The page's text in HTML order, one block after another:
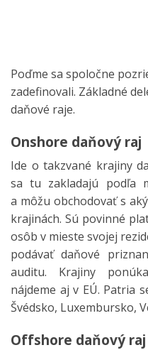
Poďme sa spoločne
zadefinovali. Základné
daňové raje.
Onshore daňový raj
Ide o takzvané krajiny
sa tu zakladajú podľa
a môžu obchodovať s
krajinách. Sú povinné
osôb v mieste svojej
podávať daňové
auditu. Krajiny
nájdeme aj v EÚ. Patria
Švédsko, Luxembursko,
Offshore daňový raj